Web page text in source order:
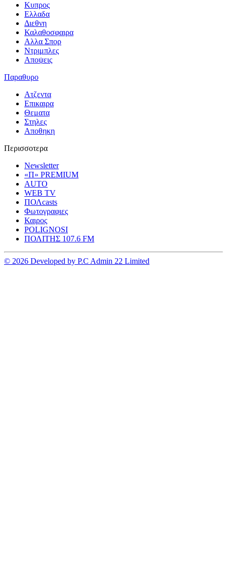
Κυπρος
Ελλαδα
Διεθνη
Καλαθοσφαιρα
Αλλα Σπορ
Ντριμπλες
Αποψεις
Παραθυρο
Ατζεντα
Επικαιρα
Θεματα
Στηλες
Αποθηκη
Περισσοτερα
Newsletter
«Π» PREMIUM
AUTO
WEB TV
ΠΟΛcasts
Φωτογραφιες
Καιρος
POLIGNOSI
ΠΟΛΙΤΗΣ 107.6 FM
© 2026 Developed by P.C Admin 22 Limited